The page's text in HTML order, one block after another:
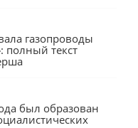
газопроводы
полный текст
был образован